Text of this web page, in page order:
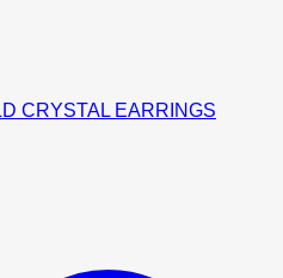
CRYSTAL EARRINGS